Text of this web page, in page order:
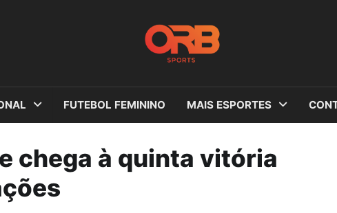
FUTEBOL FEMININO MAIS ESPORTES
chega à quinta vitória